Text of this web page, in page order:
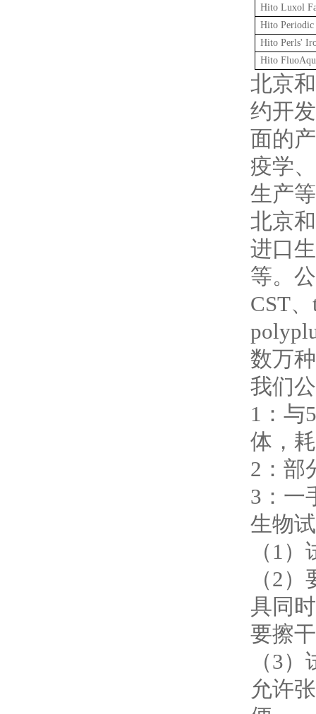
Hito Luxol
Hito
Hito Perls'
Hito
北京
约开
面的
疫学
生产
北京
进口
等。
CST
数万
我们
1：与
体，
2：部
3：一
生物
（1
（2
具同
要擦
（3
允许